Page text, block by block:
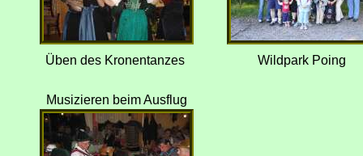
Üben des Kronentanzes Wildpark Poing
Musizieren beim Ausflug